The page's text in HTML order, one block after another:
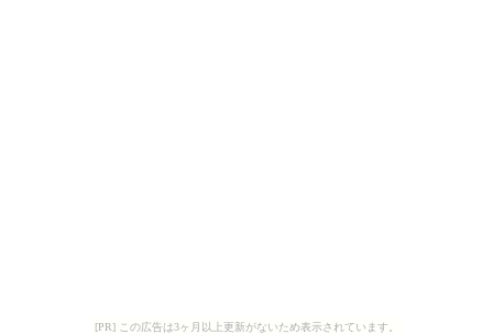
[PR] この広告は3ヶ月以上更新がないため表示されています。